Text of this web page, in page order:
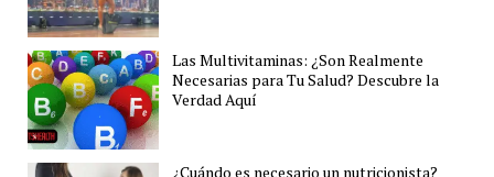
Las Multivitaminas: ¿Son Realmente
Necesarias para Tu Salud? Descubre la
Verdad Aquí
¿Cuándo es necesario un nutricionista?